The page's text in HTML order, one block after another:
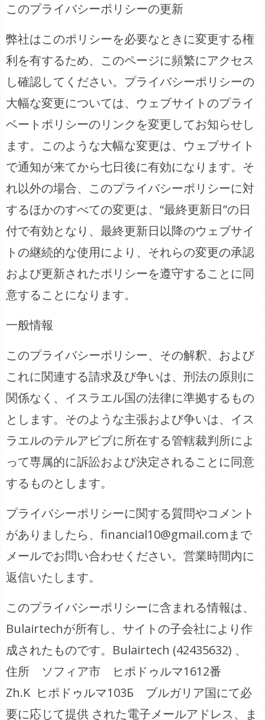
このプライバシーポリシーの更新
弊社はこのポリシーを必要なときに変更する権
利を有するため、このページに頻繁にアクセス
し確認してください。プライバシーポリシーの
大幅な変更については、ウェブサイトのプライ
ベートポリシーのリンクを変更してお知らせし
ます。このような大幅な変更は、ウェブサイト
で通知が来てから七日後に有効になります。そ
れ以外の場合、このプライバシーポリシーに対
するほかのすべての変更は、“最終更新日”の日
付で有効となり、最終更新日以降のウェブサイ
トの継続的な使用により、それらの変更の承認
および更新されたポリシーを遵守することに同
意することになります。
一般情報
このプライバシーポリシー、その解釈、および
これに関連する請求及び争いは、刑法の原則に
関係なく、イスラエル国の法律に準拠するもの
とします。そのような主張および争いは、イス
ラエルのテルアビブに所在する管轄裁判所によ
って専属的に訴訟および決定されることに同意
するものとします。
プライバシーポリシーに関する質問やコメント
がありましたら、financial10@gmail.comまで
メールでお問い合わせください。営業時間内に
返信いたします。
このプライバシーポリシーに含まれる情報は、
Bulairtechが所有し、サイトの子会社により作
成されたものです。Bulairtech (42435632) 、
住所 ソフィア市 ヒポドゥルマ1612番
Zh.K ヒポドゥルマ103Б ブルガリア国にて必
要に応じて提供 された電子メールアドレス、ま